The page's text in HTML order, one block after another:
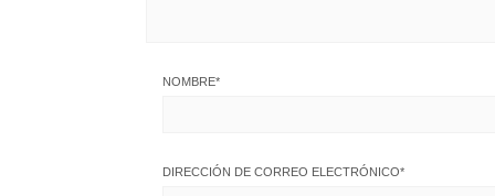
NOMBRE*
DIRECCIÓN DE CORREO ELECTRÓNICO*